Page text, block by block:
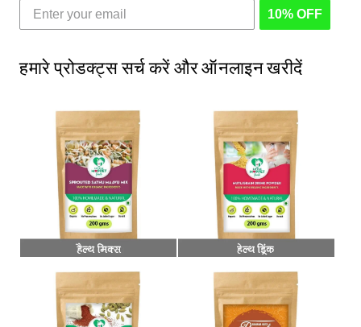
10% OFF
हमारे प्रोडक्ट्स सर्च करें और ऑनलाइन खरीदें